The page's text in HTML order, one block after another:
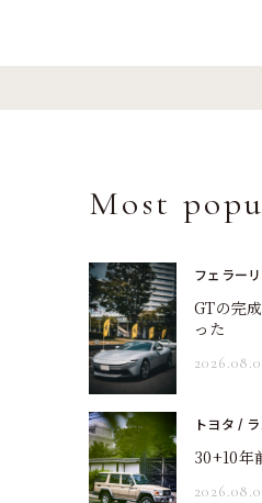
Most
フェラー
GTの完
った
トヨタ /
30+10年